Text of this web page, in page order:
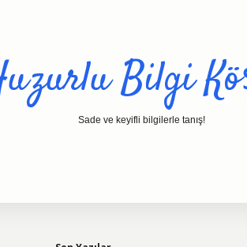
Bilgi
Sade ve keyifli bilgilerle tanış!